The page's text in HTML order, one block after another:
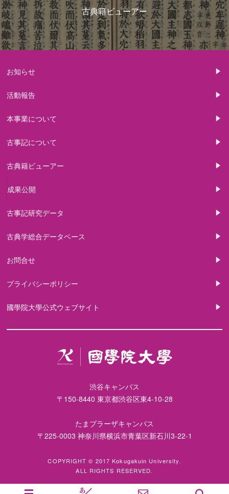
古典籍ビューアー
お知らせ
活動報告
本事業について
古事記について
古典籍ビューアー
成果公開
古事記研究データ
古典学総合データベース
お問合せ
プライバシーポリシー
國學院大學公式ウェブサイト
渋谷キャンパス
〒150-8440 東京都渋谷区東4-10-28
たまプラーザキャンパス
〒225-0003 神奈川県横浜市青葉区新石川3-22-1
COPYRIGHT © 2017 Kokugakuin University.
ALL RIGHTS RESERVED.